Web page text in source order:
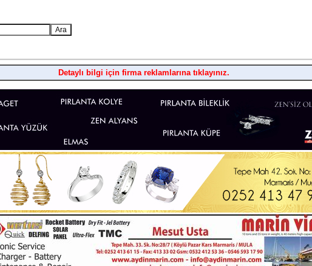
Detaylı bilgi için firma reklamlarına tıklayınız.